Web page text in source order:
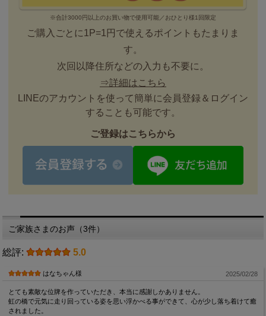
※合計3000円以上のお買い物で使用可能／おひとり様1回限定
ご購入ごとに1P=1円で使えるポイントもたまりま
す。
次回以降住所などの入力も不要に。
⇒詳細はこちら
LINEのアカウントを使って簡単に会員登録＆ログイン
することも可能です。
ご登録はこちらから
ご家族さまのお声（3件）
総評: 5.0
はなちゃん様 2025/02/28
とても素敵な位牌を作っていただき、本当に感謝しかありません。
虹の橋で元気に走り回っている姿を思い浮かべる事ができて、心が少し落ち着けて癒
されました。